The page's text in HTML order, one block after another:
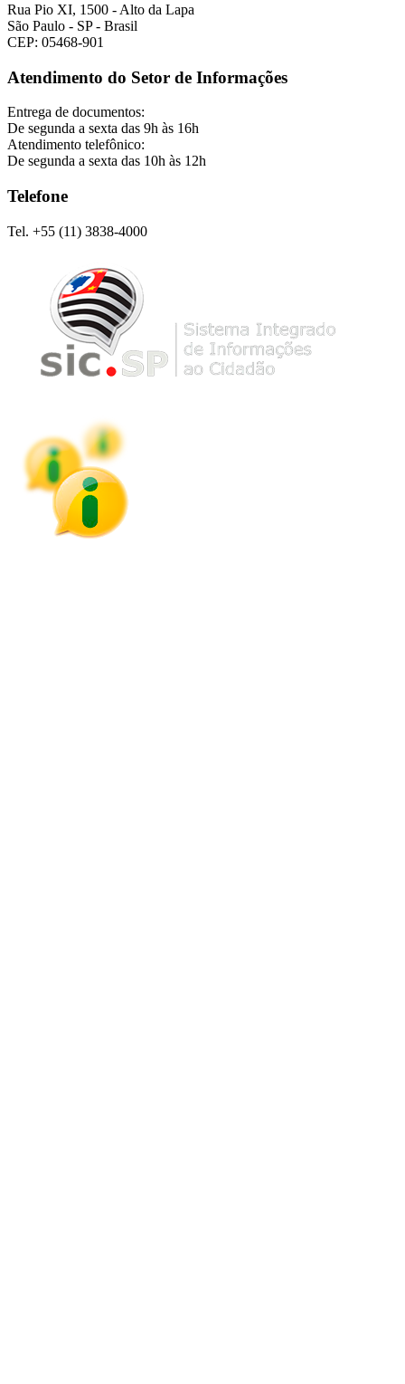
Rua Pio XI, 1500 - Alto da Lapa
São Paulo - SP - Brasil
CEP: 05468-901
Atendimento do Setor de Informações
Entrega de documentos:
De segunda a sexta das 9h às 16h
Atendimento telefônico:
De segunda a sexta das 10h às 12h
Telefone
Tel. +55 (11) 3838-4000